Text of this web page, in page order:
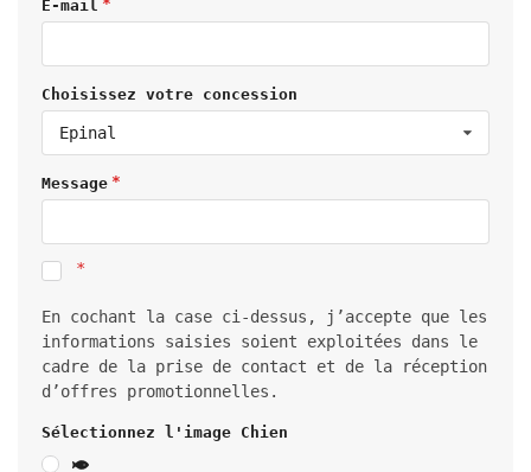
E-mail
Choisissez votre concession
Epinal
Message
En cochant la case ci-dessus, j’accepte que les
informations saisies soient exploitées dans le
cadre de la prise de contact et de la réception
d’offres promotionnelles.
Sélectionnez l'image Chien